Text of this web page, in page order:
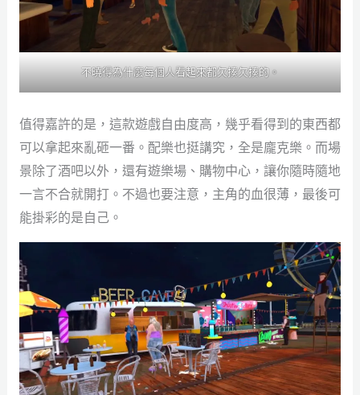
不曉得為什麼每個人看起來都欠揍欠揍的。
值得嘉許的是，這款遊戲自由度高，幾乎看得到的東西都
可以拿起來亂砸一番。配樂也挺講究，全是龐克樂。而場
景除了酒吧以外，還有遊樂場、購物中心，讓你隨時隨地
一言不合就開打。不過也要注意，主角的血很薄，最後可
能掛彩的是自己。